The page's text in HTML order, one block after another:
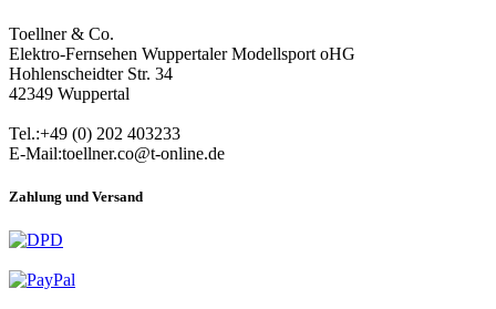
Toellner & Co.
Elektro-Fernsehen Wuppertaler Modellsport oHG
Hohlenscheidter Str. 34
42349 Wuppertal
Tel.:+49 (0) 202 403233
E-Mail:toellner.co@t-online.de
Zahlung und Versand